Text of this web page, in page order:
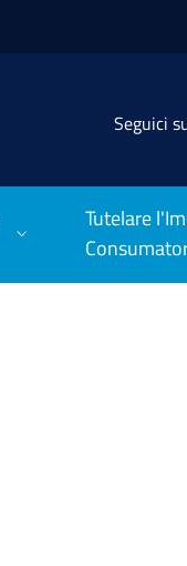
Seguici
Tutelare